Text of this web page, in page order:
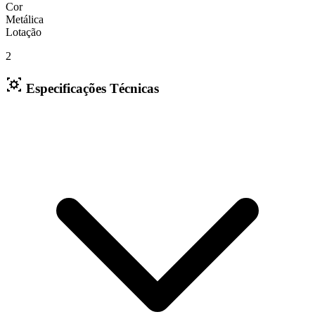
Cor
Metálica
Lotação
2
Especificações Técnicas